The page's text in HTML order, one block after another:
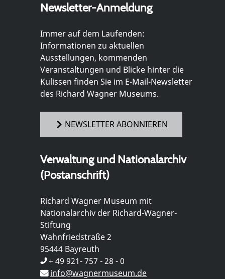
Newsletter-Anmeldung
Immer auf dem Laufenden:
Informationen zu aktuellen
Ausstellungen, kommenden
Veranstaltungen und Blicke hinter die
Kulissen finden Sie im E-Mail-Newsletter
des Richard Wagner Museums.
NEWSLETTER ABONNIEREN
Verwaltung und Nationalarchiv
(Postanschrift)
Richard Wagner Museum mit
Nationalarchiv der Richard-Wagner-
Stiftung
Wahnfriedstraße 2
95444 Bayreuth
+ 49 921- 757 - 28 - 0
info@wagnermuseum.de